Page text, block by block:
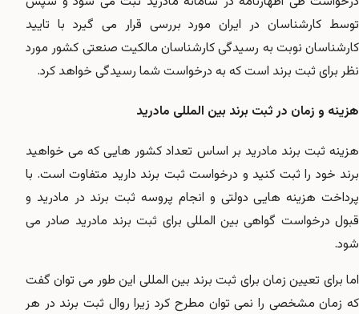
توسط کارشناسان در ایران مورد بررسی قرار می گیرد با تایید
کارشناسان نوبت به رسیدگی کارشناسان مالکیت صنعتی کشور مورد
نظر برای ثبت برند است که به درخواست شما رسیدگی خواهد کرد.
هزینه و زمان در ثبت برند بین المللی مادرید
هزینه ثبت برند مادرید بر اساس تعداد کشور هایی که می خواهید
برند خود را ثبت کنید و درخواست ثبت برند دارید متفاوت است. با
پرداخت هزینه هایی دولتی و انجام پروسه ثبت برند در مادرید و
قبول درخواست گواهی بین المللی برای ثبت برند مادرید صادر می
شود.
اما برای تعیین زمان برای ثبت برند بین المللی این طور می توان گفت
که زمان مشخصی را نمی توان مطرح کرد زیرا روال ثبت برند در هر